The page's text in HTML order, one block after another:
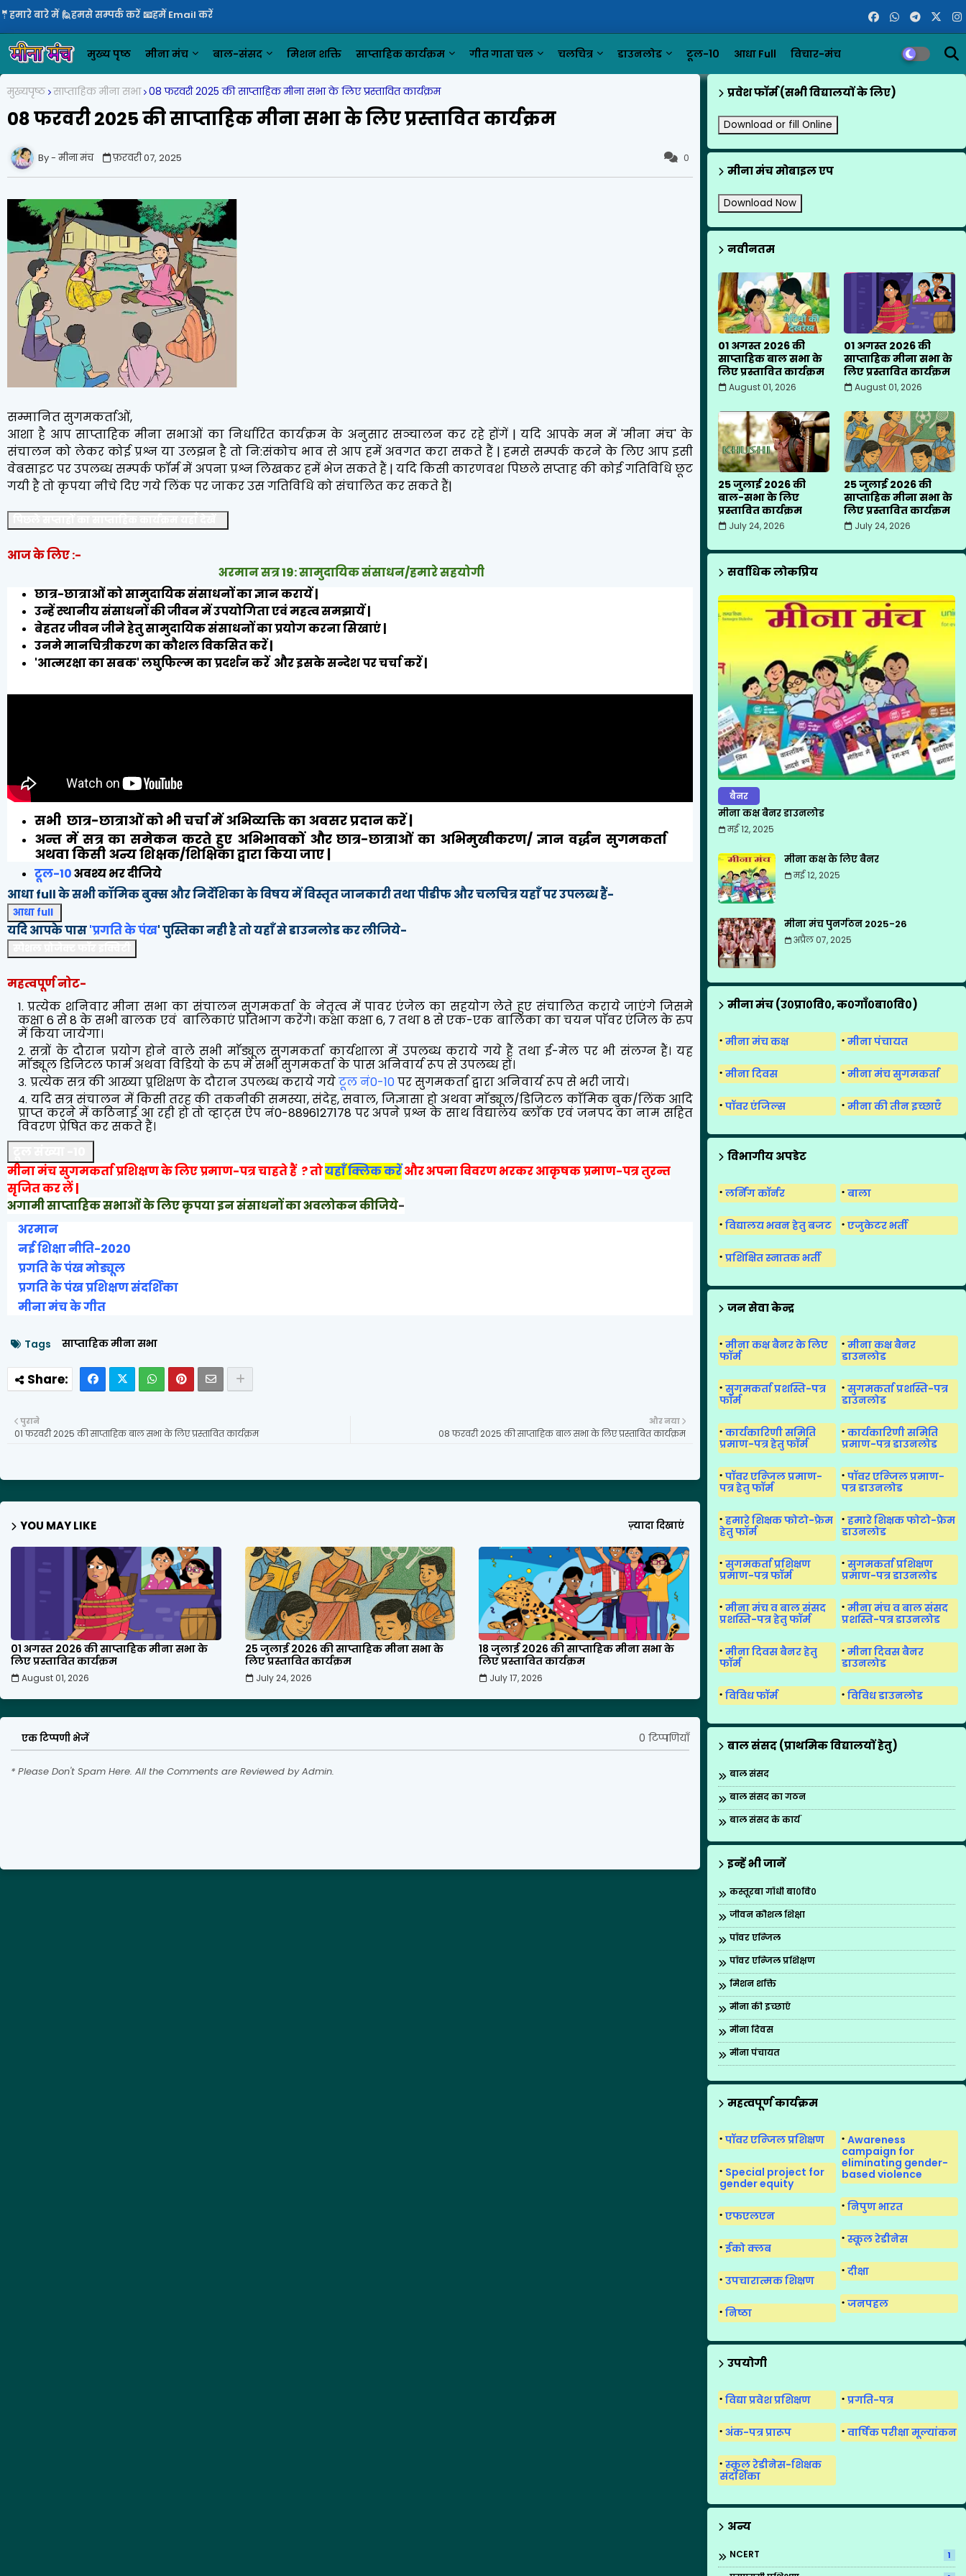
🤵हमारे बारे में 🙋हमसे सम्पर्क करें 📧हमें Email करें
मुख्य पृष्ठ मीना मंच बाल-संसद मिशन शक्ति साप्ताहिक कार्यक्रम गीत गाता चल चलचित्र डाउनलोड टूल-10 आधा Full विचार-मंच
मुख्यपृष्ठ साप्ताहिक मीना सभा 08 फरवरी 2025 की साप्ताहिक मीना सभा के लिए प्रस्तावित कार्यक्रम
08 फरवरी 2025 की साप्ताहिक मीना सभा के लिए प्रस्तावित कार्यक्रम
0
मीना मंच फ़रवरी 07, 2025
सम्मानित सुगमकर्ताओं,
आशा है आप साप्ताहिक मीना सभाओं का निर्धारित कार्यक्रम के अनुसार सञ्चालन कर रहे होंगें | यदि आपके मन में 'मीना मंच' के
संचालन को लेकर कोई प्रश्न या उलझन है तो नि:संकोच भाव से आप हमें अवगत करा सकते हैं | हमसे सम्पर्क करने के लिए आप इसी
वेबसाइट पर उपलब्ध सम्पर्क फॉर्म में अपना प्रश्न लिखकर हमें भेज सकते हैं | यदि किसी कारणवश पिछले सप्ताह की कोई गतिविधि छूट
गयी है तो कृपया नीचे दिए गये लिंक पर जाकर उस गतिविधि को संचालित कर सकते हैं|
आज के लिए :-
अरमान सत्र 19: सामुदायिक संसाधन/हमारे सहयोगी
छात्र-छात्राओं को सामुदायिक संसाधनों का ज्ञान करायें |
उन्हें स्थानीय संसाधनों की जीवन में उपयोगिता एवं महत्व समझायें |
बेहतर जीवन जीने हेतु सामुदायिक संसाधनों का प्रयोग करना सिखाएं |
उनमे मानचित्रीकरण का कौशल विकसित करें |
'आत्मरक्षा का सबक' लघुफिल्म का प्रदर्शन करें और इसके सन्देश पर चर्चा करें |
सभी छात्र-छात्राओं को भी चर्चा में अभिव्यक्ति का अवसर प्रदान करें |
अन्त में सत्र का समेकन करते हुए अभिभावकों और छात्र-छात्राओं का अभिमुखीकरण/ ज्ञान वर्द्धन सुगमकर्ता
अथवा किसी अन्य शिक्षक/शिक्षिका द्वारा किया जाए |
टूल-10अवश्य भर दीजिये
आधा full के सभी कॉमिक बुक्स और निर्देशिका के विषय में विस्तृत जानकारी तथा पीडीफ और चलचित्र यहाँ पर उपलब्ध हैं-
आधा full
यदि आपके पास'प्रगति के पंख' पुस्तिका नही है तो यहाँ से डाउनलोड कर लीजिये-
महत्वपूर्ण नोट-
प्रत्येक शनिवार मीना सभा का संचालन सुगमकर्ता के नेतृत्व में पावर एंजेल का सहयोग लेते हुए संचालित कराये जाएंगे जिसमे
कक्षा 6 से 8 के सभी बालक एवं बालिकाएं प्रतिभाग करेंगे। कक्षा कक्षा 6, 7 तथा 8 से एक-एक बालिका का चयन पाॅवर एंजिल के रुप
में किया जायेगा।
सत्रों के दौरान प्रयोग होने वाले सभी माॅड्यूल सुगमकर्ता कार्यशाला में उपलब्ध कराये गये हैं तथा ई-मेल पर भी संलग्न हैं। यह
माॅड्यूल डिजिटल फार्म अथवा विडियो के रुप में सभी सुगमकर्ता के पास अनिवार्य रूप से उपलब्ध हों।
प्रत्येक सत्र की आख्या प्र्रशिक्षण के दौरान उपलब्ध कराये गयेटूल नं0-10पर सुगमकर्ता द्वारा अनिवार्य रूप से भरी जाये।
यदि सत्र संचालन में किसी तरह की तकनीकी समस्या, संदेह, सवाल, जिज्ञासा हो अथवा माॅड्यूल/डिजिटल काॅमिक बुक/लिंक आदि
प्राप्त करने में कठिनाई आ रही हो तो व्हाट्स ऐप नं0-8896127178 पर अपने प्रश्न के साथ विद्यालय ब्लाॅक एवं जनपद का नाम सहित
विवरण प्रेषित कर सकते हैं।
मीना मंच सुगमकर्ता प्रशिक्षण के लिए प्रमाण-पत्र चाहते हैं ? तोयहाँ क्लिक करेंऔर अपना विवरण भरकर आकृषक प्रमाण-पत्र तुरन्त
सृजित कर लें |
अगामी साप्ताहिक सभाओं के लिए कृपया इन संसाधनों का अवलोकन कीजिये-
अरमान
नई शिक्षा नीति-2020
प्रगति के पंख मोड्यूल
प्रगति के पंख प्रशिक्षण संदर्शिका
मीना मंच के गीत
Tags साप्ताहिक मीना सभा
और नया
08 फरवरी 2025 की साप्ताहिक बाल सभा के लिए प्रस्तावित कार्यक्रम
पुराने
01 फरवरी 2025 की साप्ताहिक बाल सभा के लिए प्रस्तावित कार्यक्रम
YOU MAY LIKE ज़्यादा दिखाएं
01 अगस्त 2026 की साप्ताहिक मीना सभा के
लिए प्रस्तावित कार्यक्रम
August 01, 2026
25 जुलाई 2026 की साप्ताहिक मीना सभा के
लिए प्रस्तावित कार्यक्रम
July 24, 2026
18 जुलाई 2026 की साप्ताहिक मीना सभा के
लिए प्रस्तावित कार्यक्रम
July 17, 2026
एक टिप्पणी भेजें 0 टिप्पणियाँ
* Please Don't Spam Here. All the Comments are Reviewed by Admin.
प्रवेश फॉर्म (सभी विद्यालयों के लिए)
Download or fill Online
मीना मंच मोबाइल एप
Download Now
नवीनतम
01 अगस्त 2026 की
साप्ताहिक बाल सभा के
लिए प्रस्तावित कार्यक्रम
August 01, 2026
01 अगस्त 2026 की
साप्ताहिक मीना सभा के
लिए प्रस्तावित कार्यक्रम
August 01, 2026
25 जुलाई 2026 की
बाल-सभा के लिए
प्रस्तावित कार्यक्रम
July 24, 2026
25 जुलाई 2026 की
साप्ताहिक मीना सभा के
लिए प्रस्तावित कार्यक्रम
July 24, 2026
सर्वाधिक लोकप्रिय
बैनर
मीना कक्ष बैनर डाउनलोड
मई 12, 2025
मीना कक्ष के लिए बैनर
मई 12, 2025
मीना मंच पुनर्गठन 2025-26
अप्रैल 07, 2025
मीना मंच (उ०प्रा०वि०, क०गाँ०बा०वि०)
मीना मंच कक्ष मीना पंचायत
मीना दिवस मीना मंच सुगमकर्ता
पॉवर एंजिल्स मीना की तीन इच्छाएँ
विभागीय अपडेट
लर्निंग कॉर्नर बाला
विद्यालय भवन हेतु बजट एजुकेटर भर्ती
प्रशिक्षित स्नातक भर्ती
जन सेवा केन्द्र
मीना कक्ष बैनर के लिए
फॉर्म
मीना कक्ष बैनर
डाउनलोड
सुगमकर्ता प्रशस्ति-पत्र
फॉर्म
सुगमकर्ता प्रशस्ति-पत्र
डाउनलोड
कार्यकारिणी समिति
प्रमाण-पत्र हेतु फॉर्म
कार्यकारिणी समिति
प्रमाण-पत्र डाउनलोड
पॉवर एन्जिल प्रमाण-
पत्र हेतु फॉर्म
पॉवर एन्जिल प्रमाण-
पत्र डाउनलोड
हमारे शिक्षक फोटो-फ्रेम
हेतु फॉर्म
हमारे शिक्षक फोटो-फ्रेम
डाउनलोड
सुगमकर्ता प्रशिक्षण
प्रमाण-पत्र फॉर्म
सुगमकर्ता प्रशिक्षण
प्रमाण-पत्र डाउनलोड
मीना मंच व बाल संसद
प्रशस्ति-पत्र हेतु फॉर्म
मीना मंच व बाल संसद
प्रशस्ति-पत्र डाउनलोड
मीना दिवस बैनर हेतु
फॉर्म
मीना दिवस बैनर
डाउनलोड
विविध फॉर्म विविध डाउनलोड
बाल संसद (प्राथमिक विद्यालयों हेतु)
बाल संसद
बाल संसद का गठन
बाल संसद के कार्य
इन्हें भी जानें
कस्तूरबा गाँधी बा०वि०
जीवन कौशल शिक्षा
पॉवर एन्जिल
पॉवर एन्जिल प्रशिक्षण
मिशन शक्ति
मीना की इच्छाएँ
मीना दिवस
मीना पंचायत
मीना मंच का पुनर्गठन
मीना मंच सुगमकर्ता
महत्वपूर्ण कार्यक्रम
पॉवर एन्जिल प्रशिक्षण
Awareness
campaign for
eliminating gender-
based violence
Special project for
gender equity
निपुण भारत
एफएलएन
स्कूल रेडीनेस
ईको क्लब
दीक्षा
उपचारात्मक शिक्षण
जनपहल
निष्ठा
उपयोगी
विद्या प्रवेश प्रशिक्षण प्रगति-पत्र
अंक-पत्र प्रारूप वार्षिक परीक्षा मूल्यांकन
स्कूल रेडीनेस-शिक्षक
संदर्शिका
अन्य
NCERT 1